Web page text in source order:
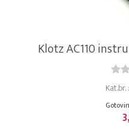
Klotz AC110